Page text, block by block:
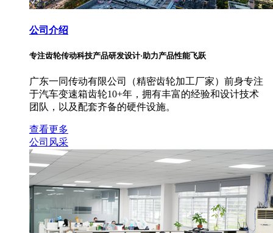
公司介绍
专注齿轮传动科技产品研发设计·助力产品性能飞跃
广东一同传动有限公司（精密齿轮加工厂家）前身专注
于汽车变速箱齿轮10+年，拥有丰富的经验和设计技术
团队，以及配套齐备的硬件设施。
查看更多
公司风采